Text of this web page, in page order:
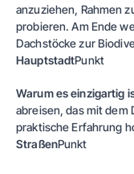
anzuziehen, Rahmen
probieren. Am Ende
Dachstöcke zur
HauptstadtPunkt
Warum es einzigartig
abreisen, das mit dem
praktische Erfahrung
StraßenPunkt